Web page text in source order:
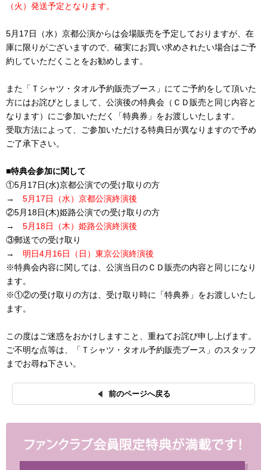
（火）発送予定となります。
5月17日（水）京都公演からは会場販売を予定しておりますが、在
庫に限りがございますので、確実にお買い求めされたい場合はご予
約していただくことをお勧めします。
また「Ｔシャツ・タオル予約販売ブース」にてご予約をして頂いた
方にはお詫びとしまして、公演後の特典会（ＣＤ販売と同じ内容と
なります）にご参加いただく「特典券」をお渡しいたします。
受取方法によって、ご参加いただける特典日が異なりますので予め
ご了承下さい。
■特典会参加に関して
①5月17日(水)京都公演での受け取りの方
→ 5月17日（水）京都公演終演後
②5月18日(木)姫路公演での受け取りの方
→ 5月18日（木）姫路公演終演後
③郵送での受け取り
→ 明日4月16日（日）東京公演終演後
※特典会内容に関しては、公演当日のＣＤ販売の内容と同じになり
ます。
※①②の受け取りの方は、受け取り時に「特典券」をお渡しいたし
ます。
この度はご迷惑をおかけしますこと、重ねてお詫び申し上げます。
ご不明な点等は、「Ｔシャツ・タオル予約販売ブース」のスタッフ
までお尋ね下さい。
前のページへ戻る